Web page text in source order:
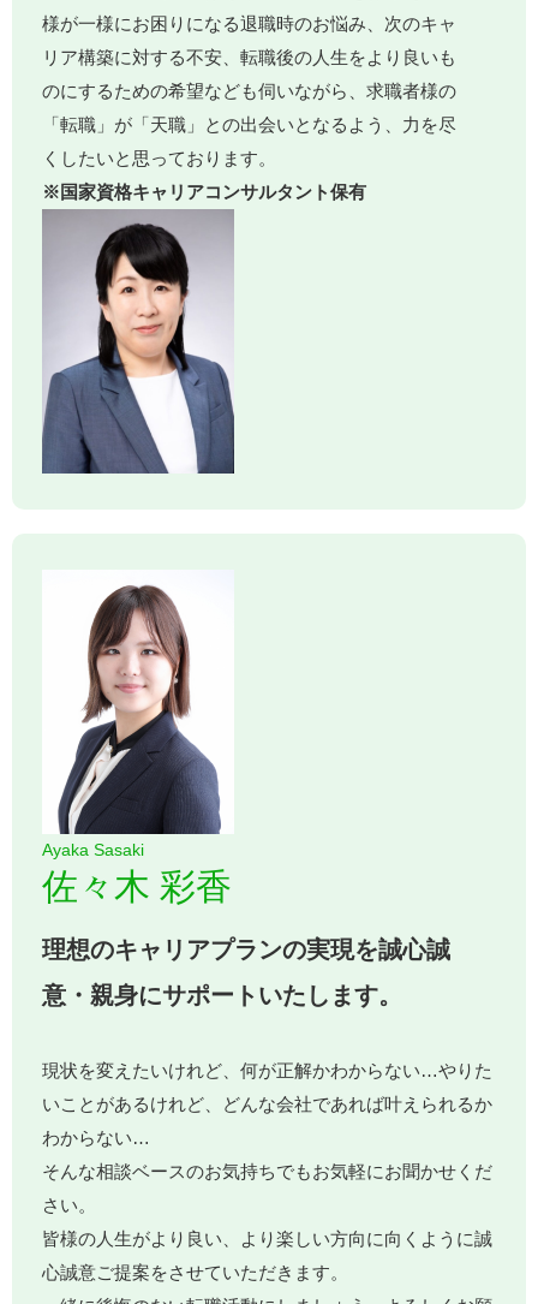
様が一様にお困りになる退職時のお悩み、次のキャ
リア構築に対する不安、転職後の人生をより良いも
のにするための希望なども伺いながら、求職者様の
「転職」が「天職」との出会いとなるよう、力を尽
くしたいと思っております。
※国家資格キャリアコンサルタント保有
Ayaka Sasaki
佐々木 彩香
理想のキャリアプランの実現を誠心誠
意・親身にサポートいたします。
現状を変えたいけれど、何が正解かわからない…やりた
いことがあるけれど、どんな会社であれば叶えられるか
わからない…
そんな相談ベースのお気持ちでもお気軽にお聞かせくだ
さい。
皆様の人生がより良い、より楽しい方向に向くように誠
心誠意ご提案をさせていただきます。